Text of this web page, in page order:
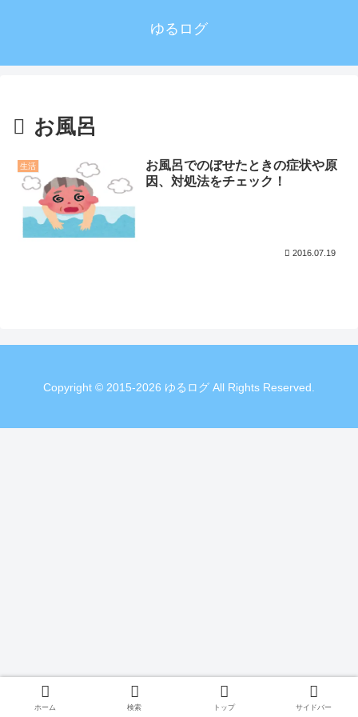
ゆるログ
お風呂
生活
お風呂でのぼせたときの症状や原
因、対処法をチェック！
2016.07.19
Copyright © 2015-2026 ゆるログ All Rights Reserved.
ホーム 検索 トップ サイドバー